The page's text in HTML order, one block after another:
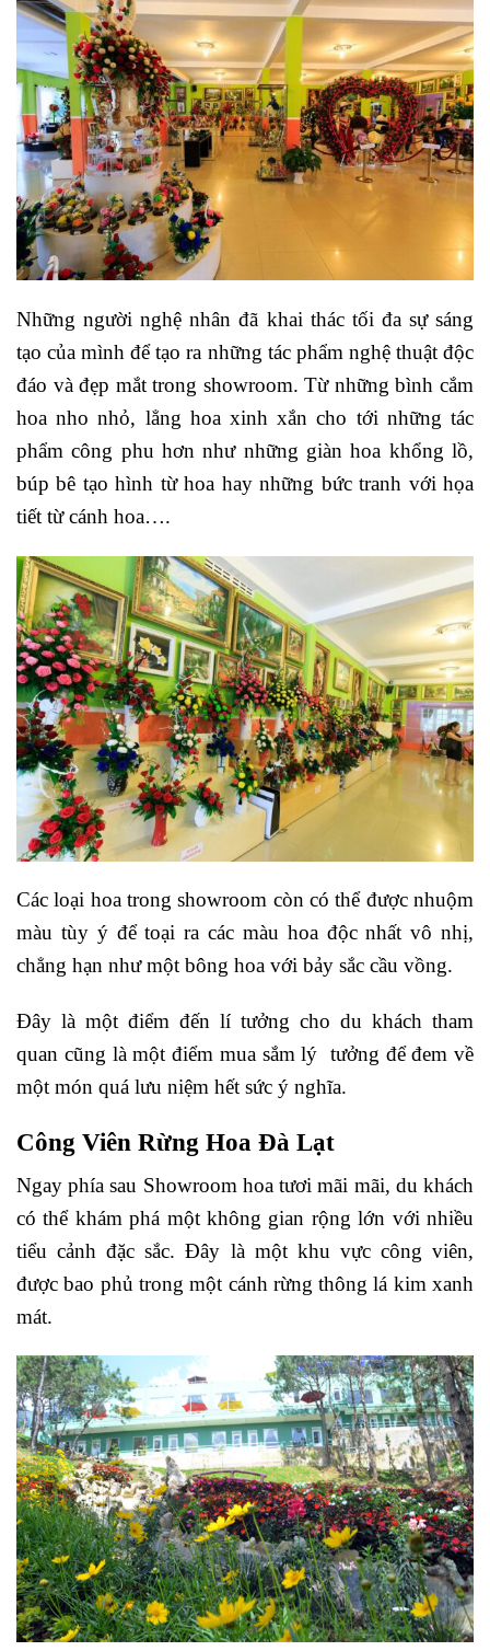
Những người nghệ nhân đã khai thác tối đa sự sáng
tạo của mình để tạo ra những tác phẩm nghệ thuật độc
đáo và đẹp mắt trong showroom. Từ những bình cắm
hoa nho nhỏ, lẳng hoa xinh xắn cho tới những tác
phẩm công phu hơn như những giàn hoa khổng lồ,
búp bê tạo hình từ hoa hay những bức tranh với họa
tiết từ cánh hoa….
Các loại hoa trong showroom còn có thể được nhuộm
màu tùy ý để toại ra các màu hoa độc nhất vô nhị,
chẳng hạn như một bông hoa với bảy sắc cầu vồng.
Đây là một điểm đến lí tưởng cho du khách tham
quan cũng là một điểm mua sắm lý tưởng để đem về
một món quá lưu niệm hết sức ý nghĩa.
Công Viên Rừng Hoa Đà Lạt
Ngay phía sau Showroom hoa tươi mãi mãi, du khách
có thể khám phá một không gian rộng lớn với nhiều
tiểu cảnh đặc sắc. Đây là một khu vực công viên,
được bao phủ trong một cánh rừng thông lá kim xanh
mát.